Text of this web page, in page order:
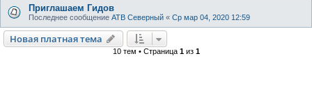
Приглашаем Гидов
Последнее сообщение АТВ Северный « Ср мар 04, 2020 12:59
Новая платная тема
10 тем • Страница 1из 1